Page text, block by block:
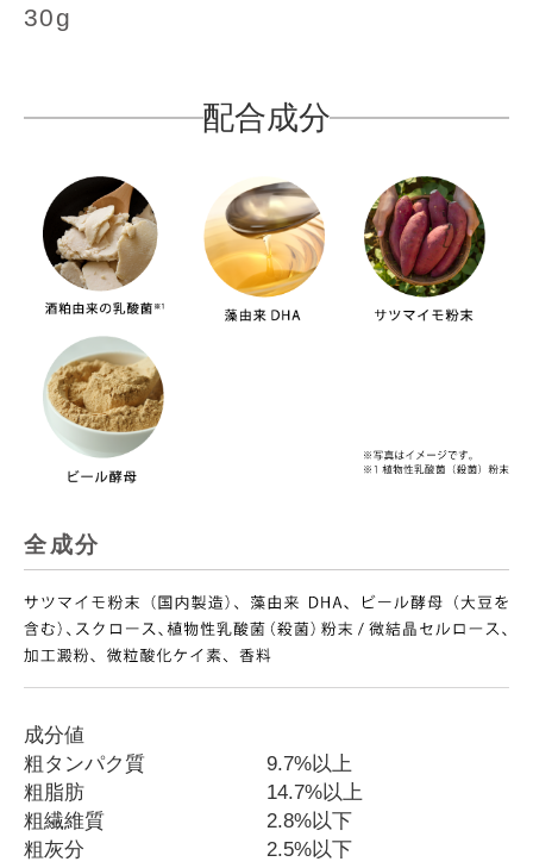
30g
配合成分
全成分
成分値
粗タンパク質
9.7%以上
粗脂肪
14.7%以上
粗繊維質
2.8%以下
粗灰分
2.5%以下